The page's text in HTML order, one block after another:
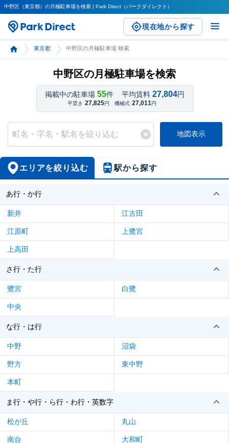
中野区（東京都）の月極駐車場を検索 | Park Direct（パークダイレクト）
現在地から探す
東京都 中野区の月極駐車場 検索
中野区の月極駐車場を検索
掲載中の駐車場 55件 平均賃料 27,804円
平置き 27,825円 機械式 27,011円
地図表示
エリアを絞り込む 駅から探す
あ行・か行
新井 江古田
江原町 上鷺宮
上高田
さ行・た行
鷺宮 白鷺
中央
な行・は行
中野 沼袋
野方 東中野
本町
ま行・や行・ら行・わ行・英数字
松が丘 丸山
南台 大和町